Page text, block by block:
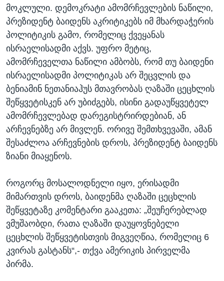
მოკლული. დემოკრატი ამომრჩევლების ნაწილი,
პრეზიდენტ ბაიდენს აკრიტიკებს იმ მხარდაჭერის
პოლიტიკის გამო, რომელიც ქვეყანას
ისრაელისადმი აქვს. უფრო მეტიც,
ამომრჩეველთა ნაწილი ამბობს, რომ თუ ბაიდენი
ისრაელისადმი პოლიტიკას არ შეცვლის და
ბენიამინ ნეთანიაჰუს მთავრობას ღაზაში ცეცხლის
შეწყვეტისკენ არ უბიძგებს, ისინი გადაუწყვეტელ
ამომრჩევლებად დარეგისტრირდებიან, ან
არჩევნებზე არ მივლენ. ორივე შემთხვევაში, ამან
შესაძლოა არჩევნების დროს, პრეზიდენტ ბაიდენს
ზიანი მიაყენოს.
როგორც მოსალოდნელი იყო, ერისადმი
მიმართვის დროს, ბაიდენმა ღაზაში ცეცხლის
შეწყვეტაზე კომენტარი გააკეთა: „შეუჩერებლად
ვმუშაობდი, რათა ღაზაში დაუყოვნებელი
ცეცხლის შეწყვეტისთვის მიგვეღწია, რომელიც 6
კვირას გასტანს“,- თქვა ამერიკის პირველმა
პირმა.